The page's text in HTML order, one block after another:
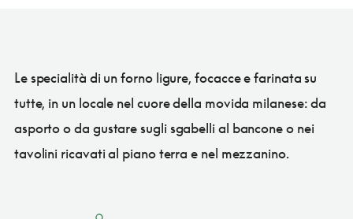
Le specialità di un forno ligure, focacce e farinata su
tutte, in un locale nel cuore della movida milanese: da
asporto o da gustare sugli sgabelli al bancone o nei
tavolini ricavati al piano terra e nel mezzanino.